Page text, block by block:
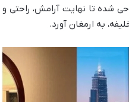
شده تا نهایت آرامش، راحتی و
به ارمغان آورد.